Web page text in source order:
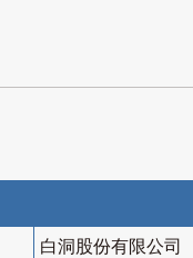
白洞股份有限公司